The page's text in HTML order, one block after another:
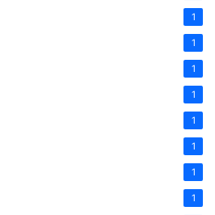
1
1
1
1
1
1
1
1